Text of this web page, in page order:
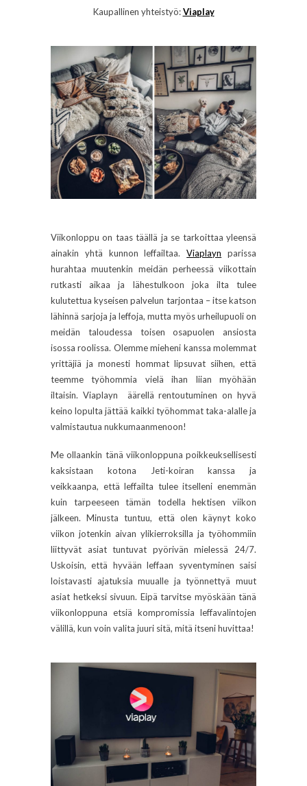
Kaupallinen yhteistyö:Viaplay
Viikonloppu on taas täällä ja se tarkoittaa yleensä
ainakin yhtä kunnon leffailtaa.Viaplayn parissa
hurahtaa muutenkin meidän perheessä viikottain
rutkasti aikaa ja lähestulkoon joka ilta tulee
kulutettua kyseisen palvelun tarjontaa – itse katson
lähinnä sarjoja ja leffoja, mutta myös urheilupuoli on
meidän taloudessa toisen osapuolen ansiosta
isossa roolissa. Olemme mieheni kanssa molemmat
yrittäjiä ja monesti hommat lipsuvat siihen, että
teemme työhommia vielä ihan liian myöhään
iltaisin. Viaplayn äärellä rentoutuminen on hyvä
keino lopulta jättää kaikki työhommat taka-alalle ja
valmistautua nukkumaanmenoon!
Me ollaankin tänä viikonloppuna poikkeuksellisesti
kaksistaan kotona Jeti-koiran kanssa ja
veikkaanpa, että leffailta tulee itselleni enemmän
kuin tarpeeseen tämän todella hektisen viikon
jälkeen. Minusta tuntuu, että olen käynyt koko
viikon jotenkin aivan ylikierroksilla ja työhommiin
liittyvät asiat tuntuvat pyörivän mielessä 24/7.
Uskoisin, että hyvään leffaan syventyminen saisi
loistavasti ajatuksia muualle ja työnnettyä muut
asiat hetkeksi sivuun. Eipä tarvitse myöskään tänä
viikonloppuna etsiä kompromissia leffavalintojen
välillä, kun voin valita juuri sitä, mitä itseni huvittaa!